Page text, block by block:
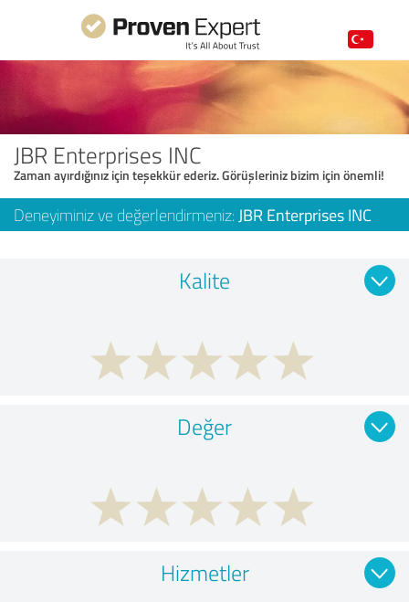
JBR Enterprises INC
Zaman ayırdığınız için teşekkür ederiz. Görüşleriniz bizim için önemli!
Deneyiminiz ve değerlendirmeniz: JBR Enterprises INC
Kalite
Değer
Hizmetler